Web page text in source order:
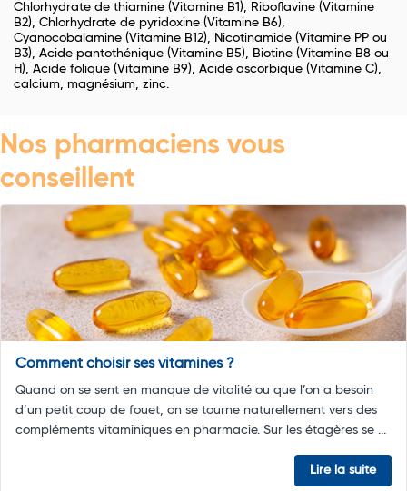
Chlorhydrate de thiamine (Vitamine B1), Riboflavine (Vitamine
B2), Chlorhydrate de pyridoxine (Vitamine B6),
Cyanocobalamine (Vitamine B12), Nicotinamide (Vitamine PP ou
B3), Acide pantothénique (Vitamine B5), Biotine (Vitamine B8 ou
H), Acide folique (Vitamine B9), Acide ascorbique (Vitamine C),
calcium, magnésium, zinc.
Nos pharmaciens vous
conseillent
Comment choisir ses vitamines ?
Quand on se sent en manque de vitalité ou que l’on a besoin
d’un petit coup de fouet, on se tourne naturellement vers des
compléments vitaminiques en pharmacie. Sur les étagères se ...
Lire la suite